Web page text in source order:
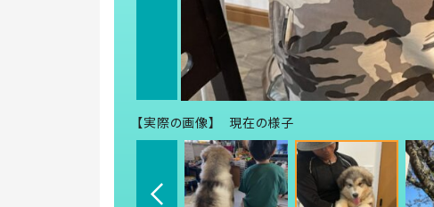
【実際の画像】 現在の様子